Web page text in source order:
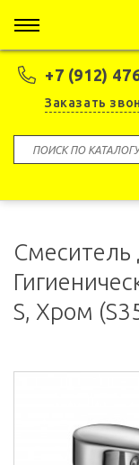
+7 (912)
Заказать
Смеситель
S, Хром